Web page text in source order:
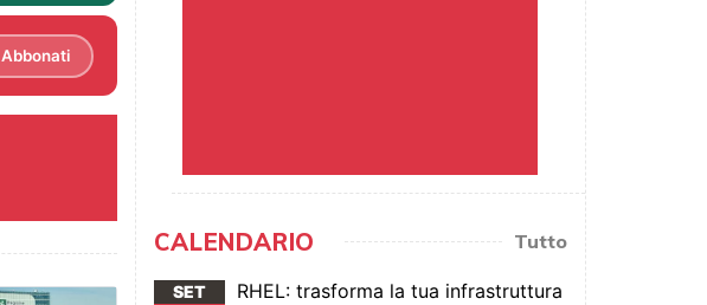
Abbonati
CALENDARIO Tutto
SET
RHEL: trasforma la tua infrastruttura